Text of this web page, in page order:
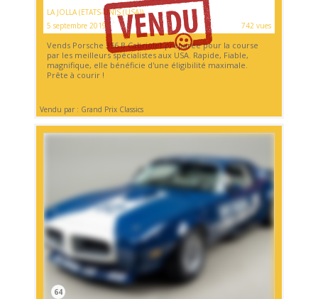
LA JOLLA (ETATS-UNIS (USA))
5 septembre 2019
742 vues
Vends Porsche 356 B Cabriolet préparée pour la course
par les meilleurs spécialistes aux USA. Rapide, Fiable,
magnifique, elle bénéficie d'une éligibilité maximale.
Prête à courir !
Vendu par : Grand Prix Classics
64